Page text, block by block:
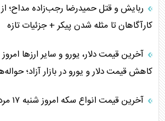
ربایش و قتل حمیدرضا رجب‌زاده مداح؛
کارآگاهان تا مثله شدن پیکر + جزئیات تازه
کاهش قیمت دلار و یورو در بازار آزاد؛
آخرین قیمت انواع سکه امروز شنبه ۱۷ مرداد ۱۴۰۵